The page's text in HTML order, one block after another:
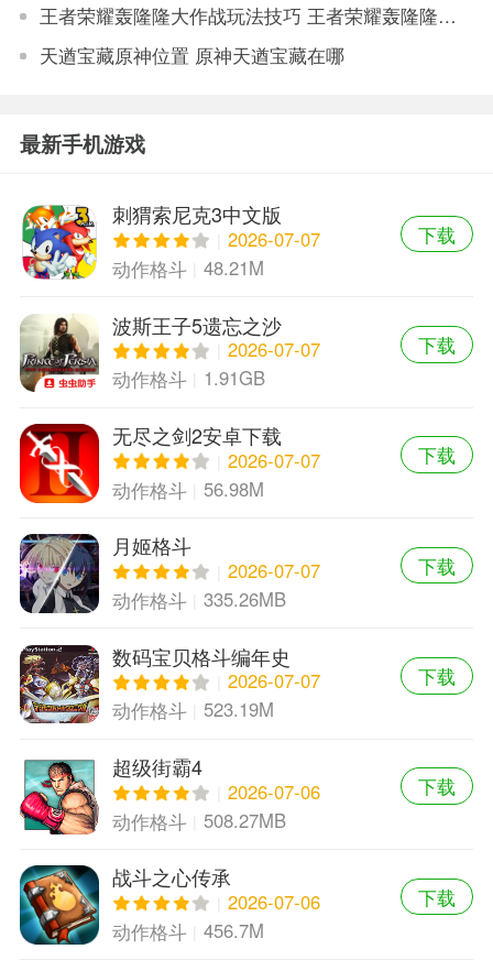
王者荣耀轰隆隆大作战玩法技巧 王者荣耀轰隆隆大作战攻略分享
天遒宝藏原神位置 原神天遒宝藏在哪
最新手机游戏
刺猬索尼克3中文版
2026-07-07
动作格斗
48.21M
下载
波斯王子5遗忘之沙
2026-07-07
动作格斗
1.91GB
下载
无尽之剑2安卓下载
2026-07-07
动作格斗
56.98M
下载
月姬格斗
2026-07-07
动作格斗
335.26MB
下载
数码宝贝格斗编年史
2026-07-07
动作格斗
523.19M
下载
超级街霸4
2026-07-06
动作格斗
508.27MB
下载
战斗之心传承
2026-07-06
动作格斗
456.7M
下载